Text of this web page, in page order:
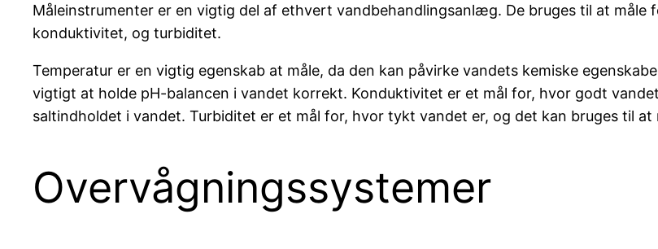
Måleinstrumenter er en vigtig del af ethvert vandbehandlingsanlæg. De bruges til at måle
konduktivitet, og turbiditet.
Temperatur er en vigtig egenskab at måle, da den kan påvirke vandets kemiske
vigtigt at holde pH-balancen i vandet korrekt. Konduktivitet er et mål for, hvor godt
saltindholdet i vandet. Turbiditet er et mål for, hvor tykt vandet er, og det kan bruges til
Overvågningssystemer